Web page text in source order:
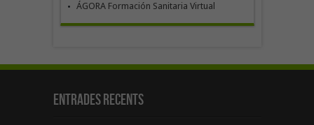
ÁGORA Formación Sanitaria Virtual
Entrades recents